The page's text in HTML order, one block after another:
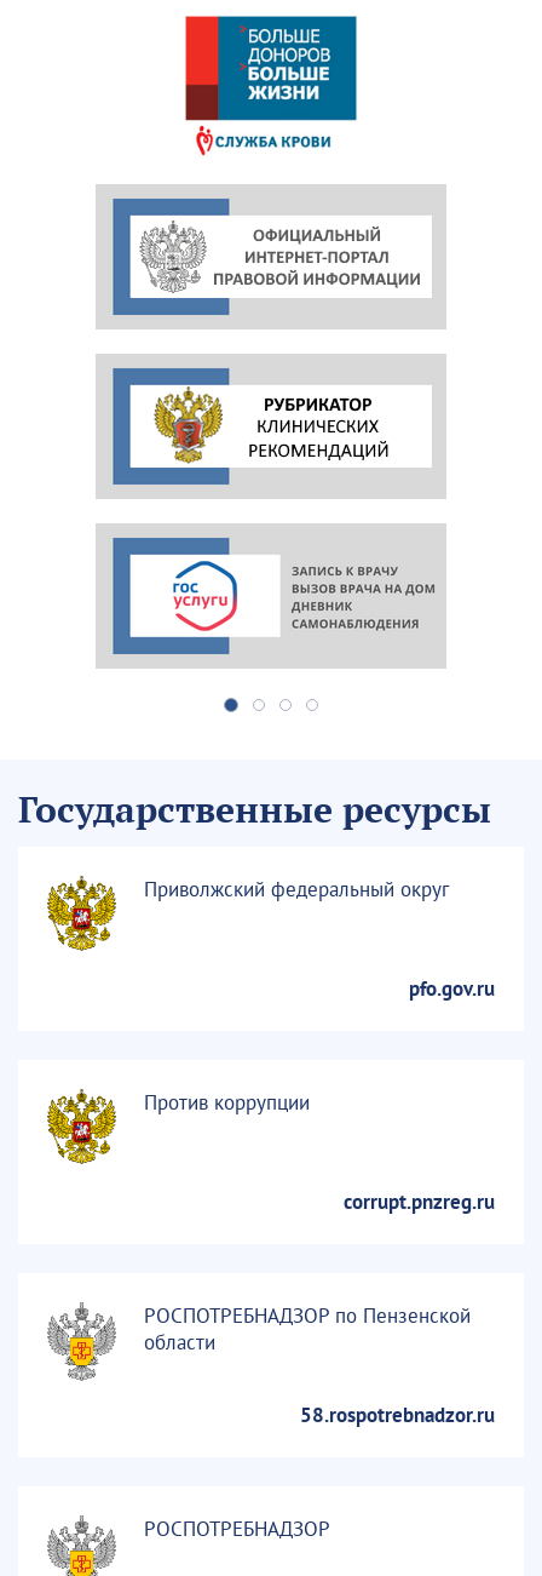
Государственные ресурсы
Приволжский федеральный округ
pfo.gov.ru
Против коррупции
corrupt.pnzreg.ru
РОСПОТРЕБНАДЗОР по Пензенской
области
58.rospotrebnadzor.ru
РОСПОТРЕБНАДЗОР